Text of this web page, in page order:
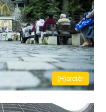
(H)arctér